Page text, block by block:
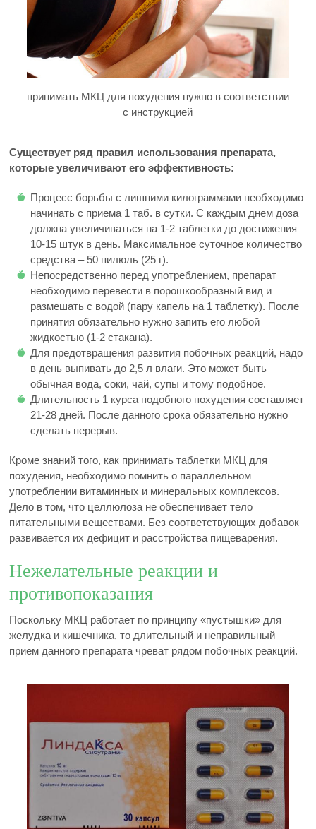
принимать МКЦ для похудения нужно в соответствии
с инструкцией
Существует ряд правил использования препарата,
которые увеличивают его эффективность:
Процесс борьбы с лишними килограммами необходимо
начинать с приема 1 таб. в сутки. С каждым днем доза
должна увеличиваться на 1-2 таблетки до достижения
10-15 штук в день. Максимальное суточное количество
средства – 50 пилюль (25 г).
Непосредственно перед употреблением, препарат
необходимо перевести в порошкообразный вид и
размешать с водой (пару капель на 1 таблетку). После
принятия обязательно нужно запить его любой
жидкостью (1-2 стакана).
Для предотвращения развития побочных реакций, надо
в день выпивать до 2,5 л влаги. Это может быть
обычная вода, соки, чай, супы и тому подобное.
Длительность 1 курса подобного похудения составляет
21-28 дней. После данного срока обязательно нужно
сделать перерыв.
Кроме знаний того, как принимать таблетки МКЦ для
похудения, необходимо помнить о параллельном
употреблении витаминных и минеральных комплексов.
Дело в том, что целлюлоза не обеспечивает тело
питательными веществами. Без соответствующих добавок
развивается их дефицит и расстройства пищеварения.
Нежелательные реакции и
противопоказания
Поскольку МКЦ работает по принципу «пустышки» для
желудка и кишечника, то длительный и неправильный
прием данного препарата чреват рядом побочных реакций.